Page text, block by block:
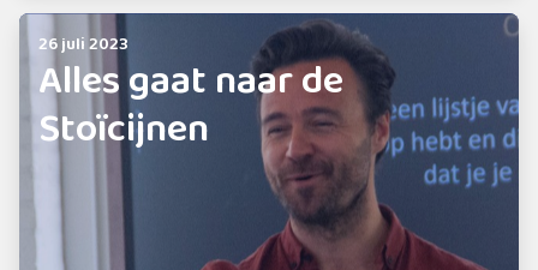
26 juli 2023
Alles gaat naar de
Stoïcijnen